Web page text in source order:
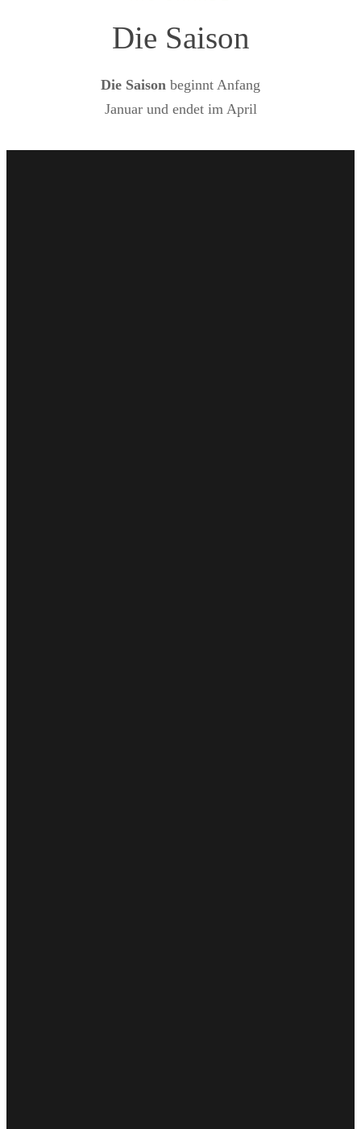
Die Saison
Die Saison beginnt Anfang
Januar und endet im April